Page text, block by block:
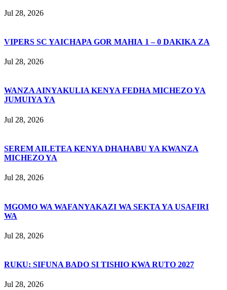
Jul 28, 2026
VIPERS SC YAICHAPA GOR MAHIA 1 – 0 DAKIKA ZA
Jul 28, 2026
WANZA AINYAKULIA KENYA FEDHA MICHEZO YA
JUMUIYA YA
Jul 28, 2026
SEREM AILETEA KENYA DHAHABU YA KWANZA
MICHEZO YA
Jul 28, 2026
MGOMO WA WAFANYAKAZI WA SEKTA YA USAFIRI
WA
Jul 28, 2026
RUKU: SIFUNA BADO SI TISHIO KWA RUTO 2027
Jul 28, 2026